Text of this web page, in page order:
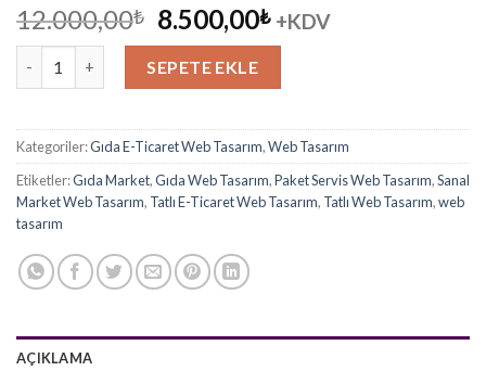
12.000,00₺ Orijinal
fiyat:
12.000,00₺.
8.500,00₺Şu
andaki
8.500,00₺.
+KDV
SEPETE EKLE
Kategoriler:Gıda E-Ticaret Web Tasarım,Web Tasarım
Etiketler:Gıda Market,Gıda Web Tasarım,Paket Servis Web Tasarım,Sanal
Market Web Tasarım, Tatlı E-Ticaret Web Tasarım, Tatlı Web Tasarım,web
tasarım
AÇIKLAMA